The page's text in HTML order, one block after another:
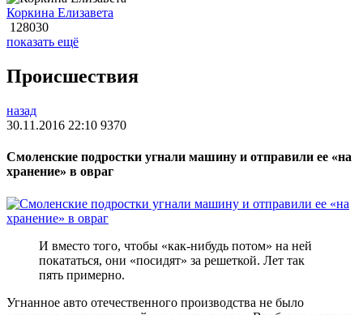
Коркина Елизавета
128030
показать ещё
Происшествия
назад
30.11.2016 22:10 9370
Смоленские подростки угнали машину и отправили ее «на
хранение» в овраг
И вместо того, чтобы «как-нибудь потом» на ней
покататься, они «посидят» за решеткой. Лет так
пять примерно.
Угнанное авто отечественного производства не было